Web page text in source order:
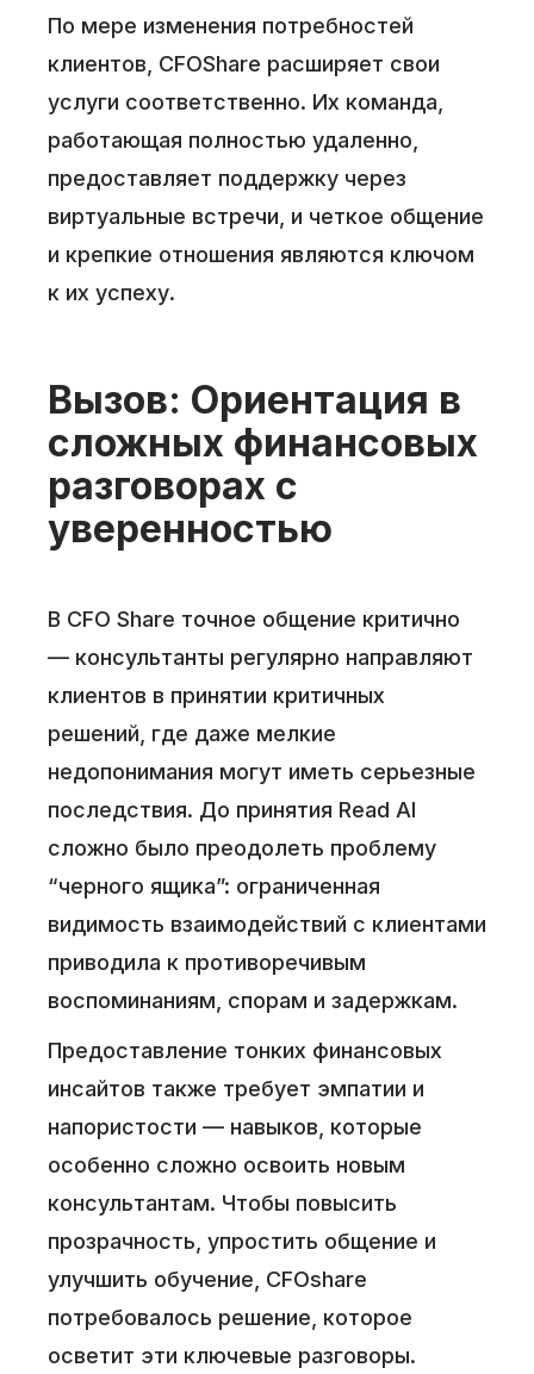
По мере изменения потребностей
клиентов, CFOShare расширяет свои
услуги соответственно. Их команда,
работающая полностью удаленно,
предоставляет поддержку через
виртуальные встречи, и четкое общение
и крепкие отношения являются ключом
к их успеху.
Вызов: Ориентация в
сложных финансовых
разговорах с
уверенностью
В CFO Share точное общение критично
— консультанты регулярно направляют
клиентов в принятии критичных
решений, где даже мелкие
недопонимания могут иметь серьезные
последствия. До принятия Read AI
сложно было преодолеть проблему
“черного ящика”: ограниченная
видимость взаимодействий с клиентами
приводила к противоречивым
воспоминаниям, спорам и задержкам.
Предоставление тонких финансовых
инсайтов также требует эмпатии и
напористости — навыков, которые
особенно сложно освоить новым
консультантам. Чтобы повысить
прозрачность, упростить общение и
улучшить обучение, CFOshare
потребовалось решение, которое
осветит эти ключевые разговоры.